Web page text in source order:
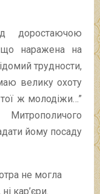
доростаючою
наражена на
трудности,
велику охоту
ж молодіжи…”
йому посаду
не могла
кар’єри.